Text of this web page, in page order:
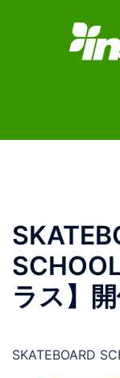
ラス】開
SKATEBOARD